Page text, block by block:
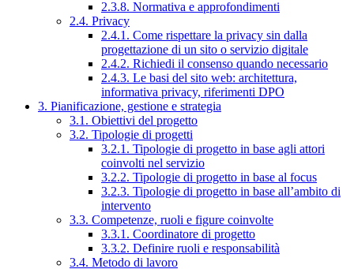
2.3.8. Normativa e approfondimenti
2.4. Privacy
2.4.1. Come rispettare la privacy sin dalla
progettazione di un sito o servizio digitale
2.4.2. Richiedi il consenso quando necessario
2.4.3. Le basi del sito web: architettura,
informativa privacy, riferimenti DPO
3. Pianificazione, gestione e strategia
3.1. Obiettivi del progetto
3.2. Tipologie di progetti
3.2.1. Tipologie di progetto in base agli attori
coinvolti nel servizio
3.2.2. Tipologie di progetto in base al focus
3.2.3. Tipologie di progetto in base all’ambito di
intervento
3.3. Competenze, ruoli e figure coinvolte
3.3.1. Coordinatore di progetto
3.3.2. Definire ruoli e responsabilità
3.4. Metodo di lavoro